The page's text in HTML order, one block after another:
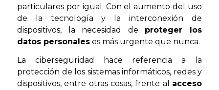
particulares por igual. Con el aumento del uso
de la tecnología y la interconexión de
dispositivos, la necesidad de proteger los
datos personales es más urgente que nunca.
La ciberseguridad hace referencia a la
protección de los sistemas informáticos, redes y
dispositivos, entre otras cosas, frente al acceso